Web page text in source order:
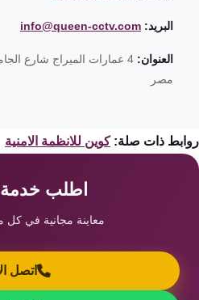
البريد: info@queen-cctv.com
العنوان:
4 عمارات الميراج شارع
مصر
ذات صلة: كوين للانظمة الامنية
اطلب خدمة
معاينة مجانية في كل
اتصل